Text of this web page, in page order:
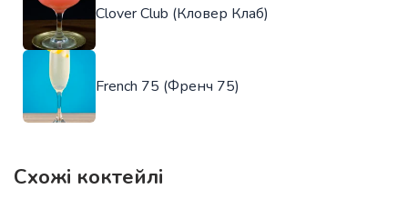
Clover Club (Кловер Клаб)
French 75 (Френч 75)
Схожі коктейлі